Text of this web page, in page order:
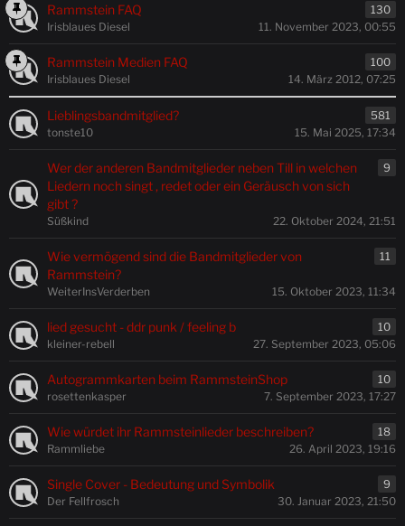
Rammstein FAQ
130
Irisblaues Diesel
11. November 2023, 00:55
Rammstein Medien FAQ
100
Irisblaues Diesel
14. März 2012, 07:25
Lieblingsbandmitglied?
581
tonste10
15. Mai 2025, 17:34
Wer der anderen Bandmitglieder neben Till in welchen
Liedern noch singt , redet oder ein Geräusch von sich
gibt ?
9
Süßkind 22. Oktober 2024, 21:51
Wie vermögend sind die Bandmitglieder von
Rammstein?
11
WeiterInsVerderben 15. Oktober 2023, 11:34
lied gesucht - ddr punk / feeling b
10
kleiner-rebell
27. September 2023, 05:06
Autogrammkarten beim RammsteinShop
10
rosettenkasper
7. September 2023, 17:27
Wie würdet ihr Rammsteinlieder beschreiben?
18
Rammliebe
26. April 2023, 19:16
Single Cover - Bedeutung und Symbolik
9
Der Fellfrosch
30. Januar 2023, 21:50